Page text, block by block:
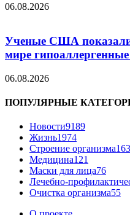
06.08.2026
Ученые США
мире
06.08.2026
ПОПУЛЯРНЫЕ
Новости9189
Жизнь1974
Строение организма
Медицина121
Маски для лица76
Лечебно-
Очистка организма55